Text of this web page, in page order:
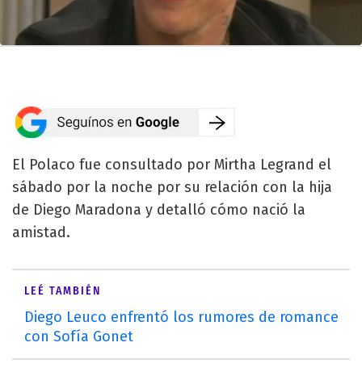
El Polaco fue consultado por Mirtha Legrand el
sábado por la noche por su relación con la hija
de Diego Maradona y detalló cómo nació la
amistad.
LEÉ TAMBIÉN
Diego Leuco enfrentó los rumores de romance
con Sofía Gonet